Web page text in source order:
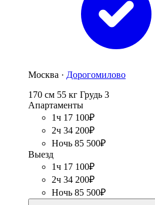
Москва · Дорогомилово
170 см 55 кг Грудь 3
Апартаменты
1ч 17 100₽
2ч 34 200₽
Ночь 85 500₽
Выезд
1ч 17 100₽
2ч 34 200₽
Ночь 85 500₽